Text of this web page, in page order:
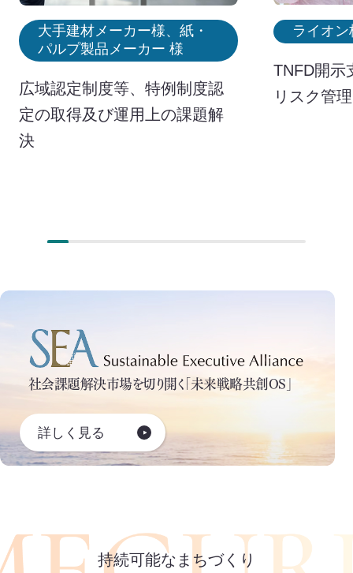
大手建材メーカー様、紙・
パルプ製品メーカー 様
広域認定制度等、特例制度認
定の取得及び運用上の課題解
決
TNFD開示
リスク管理
社会課題解決市場を切り開く「未来戦略共創OS」
詳しく見る
持続可能なまちづくり